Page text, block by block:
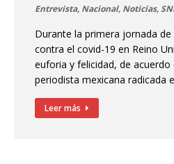
Entrevista, Nacional, Noticias,
Durante la primera jornada
contra el covid-19 en Reino
euforia y felicidad, de acuerdo
periodista mexicana radicada
Leer más